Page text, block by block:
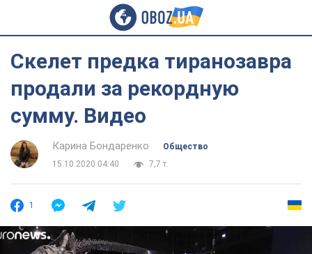
Скелет предка тиранозавра
продали за рекордную
сумму. Видео
Карина Бондаренко
Общество
15.10.2020 04:40
7,7 т.
1